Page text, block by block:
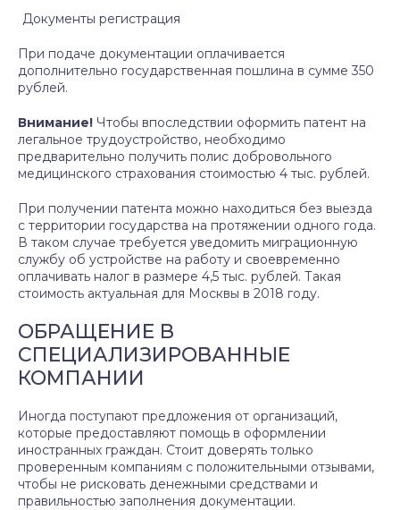
Документы регистрация
При подаче документации оплачивается
дополнительно государственная пошлина в сумме 350
рублей.
Внимание! Чтобы впоследствии оформить патент на
легальное трудоустройство, необходимо
предварительно получить полис добровольного
медицинского страхования стоимостью 4 тыс. рублей.
При получении патента можно находиться без выезда
с территории государства на протяжении одного года.
В таком случае требуется уведомить миграционную
службу об устройстве на работу и своевременно
оплачивать налог в размере 4,5 тыс. рублей. Такая
стоимость актуальная для Москвы в 2018 году.
ОБРАЩЕНИЕ В
СПЕЦИАЛИЗИРОВАННЫЕ
КОМПАНИИ
Иногда поступают предложения от организаций,
которые предоставляют помощь в оформлении
иностранных граждан. Стоит доверять только
проверенным компаниям с положительными отзывами,
чтобы не рисковать денежными средствами и
правильностью заполнения документации.